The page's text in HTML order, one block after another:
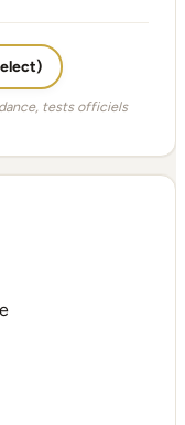
tests officiels